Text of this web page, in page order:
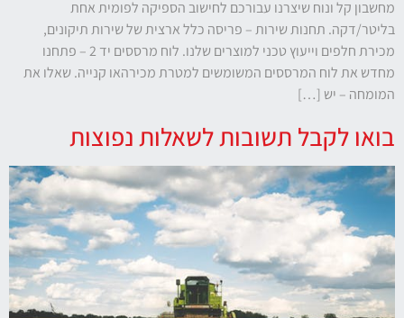
מחשבון קל ונוח שיצרנו עבורכם לחישוב הספיקה לפומית אחת
בליטר/דקה. תחנות שירות – פריסה כלל ארצית של שירות תיקונים,
מכירת חלפים וייעוץ טכני למוצרים שלנו. לוח מרססים יד 2 – פתחנו
מחדש את לוח המרססים המשומשים למטרת מכירהאו קנייה. שאלו את
המומחה – יש […]
בואו לקבל תשובות לשאלות נפוצות
חיוניים
אופציונליים.
לתפקוד
האתר.
סטטיסטיקה
על מנת
שנוכל לשפר